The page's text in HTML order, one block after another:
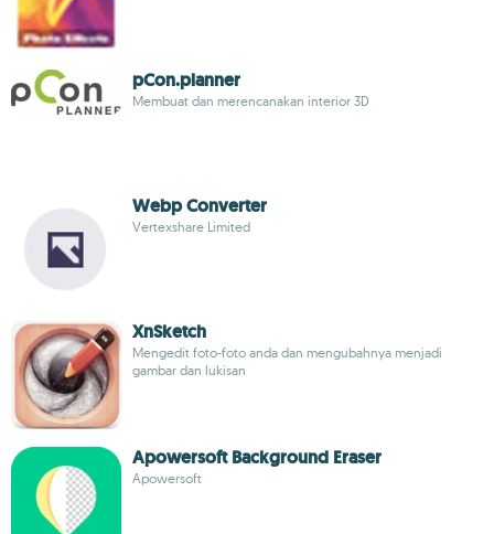
pCon.planner
Membuat dan merencanakan interior 3D
Webp Converter
Vertexshare Limited
XnSketch
Mengedit foto-foto anda dan mengubahnya menjadi
gambar dan lukisan
Apowersoft Background Eraser
Apowersoft